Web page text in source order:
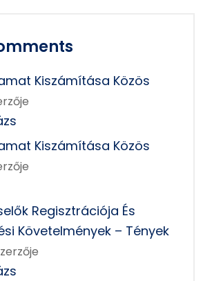
Kiszámítása Közös
Kiszámítása Közös
Regisztrációja És
Követelmények – Tények